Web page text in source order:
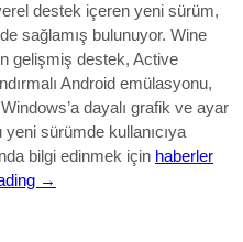
destek içeren yeni sürüm,
sağlamış bulunuyor. Wine
gelişmiş destek, Active
Android emülasyonu,
dayalı grafik ve ayar
sürümde kullanıcıya
bilgi edinmek için haberler
→